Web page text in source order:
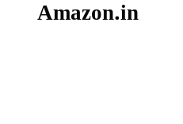
Amazon.in